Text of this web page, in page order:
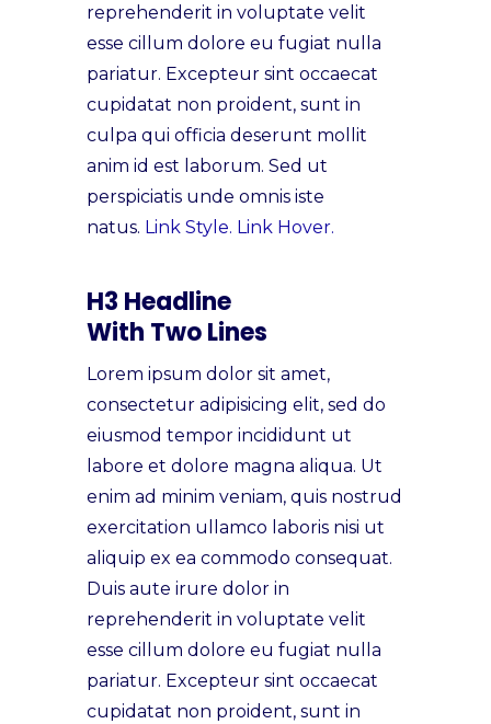
reprehenderit in voluptate velit
esse cillum dolore eu fugiat nulla
pariatur. Excepteur sint occaecat
cupidatat non proident, sunt in
culpa qui officia deserunt mollit
anim id est laborum. Sed ut
perspiciatis unde omnis iste
natus. Link Style. Link Hover.
H3 Headline
With Two Lines
Lorem ipsum dolor sit amet,
consectetur adipisicing elit, sed do
eiusmod tempor incididunt ut
labore et dolore magna aliqua. Ut
enim ad minim veniam, quis nostrud
exercitation ullamco laboris nisi ut
aliquip ex ea commodo consequat.
Duis aute irure dolor in
reprehenderit in voluptate velit
esse cillum dolore eu fugiat nulla
pariatur. Excepteur sint occaecat
cupidatat non proident, sunt in